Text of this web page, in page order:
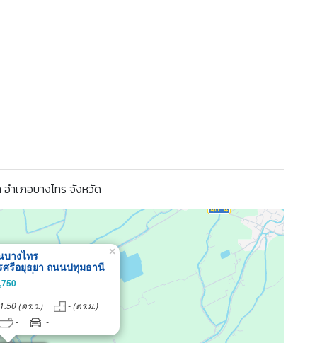
ำเภอบางไทร จังหวัด
างไทร
ศรีอยุธยา ถนนปทุมธานี
สนา ที่ดินถมแล้ว6-3-
ดินสร้างบ้าน โกดังเก็บ
ย์กระจายสินค้า ขนส่ง
ใกล้นิคมอุตสาหกรรม
ราคาพิเศษ
(ตร.ว.)
- (ตร.ม.)
- -
×